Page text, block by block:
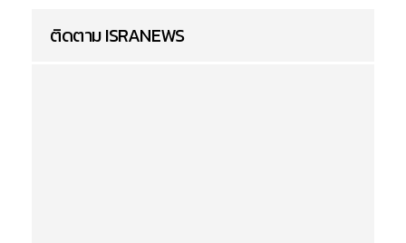
ติดตาม ISRANEWS